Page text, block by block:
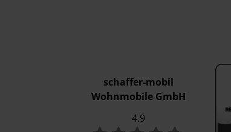
schaffer-mobil
Wohnmobile GmbH
4.9